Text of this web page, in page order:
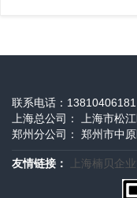
联系电话：
上海总公司： 上海市松
郑州分公司： 郑州市中
友情链接： 上海楠贝企